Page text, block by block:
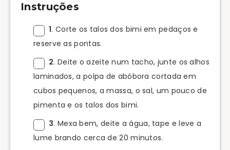
Instruções
1. Corte os talos dos bimi em pedaços e
reserve as pontas.
2. Deite o azeite num tacho, junte os alhos
laminados, a polpa de abóbora cortada em
cubos pequenos, a massa, o sal, um pouco de
pimenta e os talos dos bimi.
3. Mexa bem, deite a água, tape e leve a
lume brando cerca de 20 minutos.